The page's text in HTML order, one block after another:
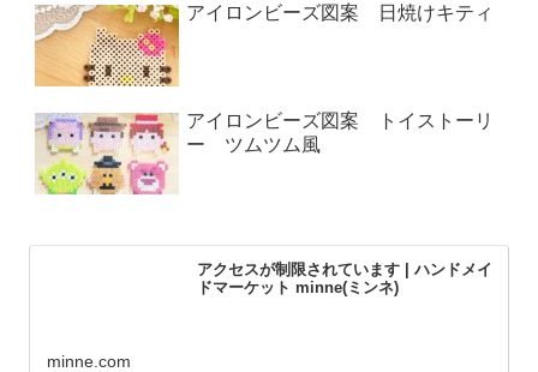
アイロンビーズ図案 日焼けキティ
アイロンビーズ図案 トイストーリ
ー ツムツム風
アクセスが制限されています | ハンドメイ
ドマーケット minne(ミンネ)
minne.com